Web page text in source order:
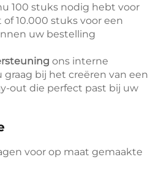
100 stuks nodig hebt voor
10.000 stuks voor een
uw bestelling
ons interne
bij het creëren van een
out die perfect past bij uw
voor op maat gemaakte